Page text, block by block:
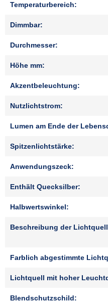
Temperaturbereich:
Dimmbar:
Durchmesser:
Höhe mm:
Akzentbeleuchtung:
Nutzlichtstrom:
Lumen am Ende der
Spitzenlichtstärke:
Anwendungszeck:
Enthält Quecksilber:
Halbwertswinkel:
Beschreibung der
Farblich abgestimmte
Lichtquell mit hoher
Blendschutzschild: